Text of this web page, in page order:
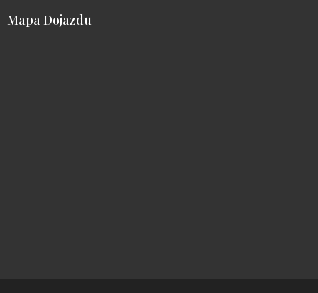
Mapa Dojazdu